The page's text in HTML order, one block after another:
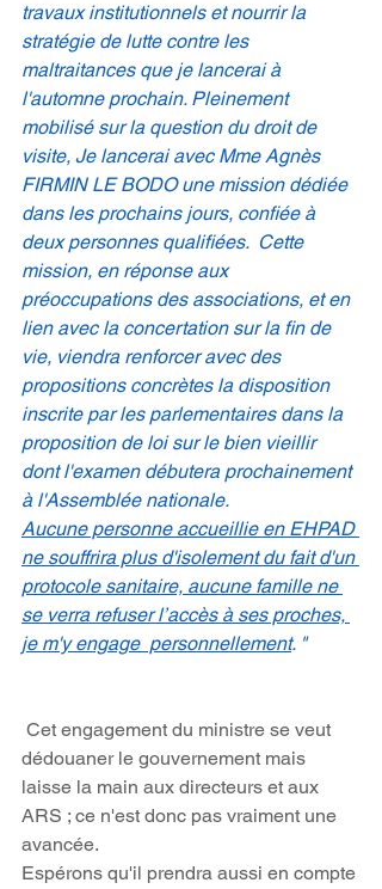
travaux institutionnels et nourrir la
stratégie de lutte contre les
maltraitances que je lancerai à
l'automne prochain. Pleinement
mobilisé sur la question du droit de
visite, Je lancerai avec Mme Agnès
FIRMIN LE BODO une mission dédiée
dans les prochains jours, confiée à
deux personnes qualifiées.  Cette
mission, en réponse aux
préoccupations des associations, et en
lien avec la concertation sur la fin de
vie, viendra renforcer avec des
propositions concrètes la disposition
inscrite par les parlementaires dans la
proposition de loi sur le bien vieillir
dont l'examen débutera prochainement
à l'Assemblée nationale.
Aucune personne accueillie en EHPAD
ne souffrira plus d'isolement du fait d'un
protocole sanitaire, aucune famille ne
se verra refuser l’accès à ses proches,
je m'y engage  personnellement. "
dédouaner le gouvernement mais
laisse la main aux directeurs et aux
ARS ; ce n'est donc pas vraiment une
avancée.
Espérons qu'il prendra aussi en compte